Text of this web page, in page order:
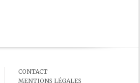
CONTACT
MENTIONS LÉGALES